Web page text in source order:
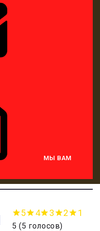
МЫ ВАМ
5 4 3 2 1
5 (5 голосов)